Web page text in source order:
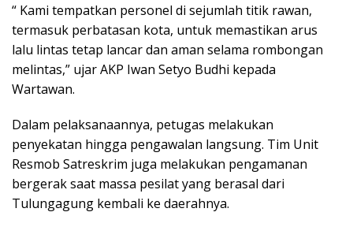
“ Kami tempatkan personel di sejumlah titik rawan,
termasuk perbatasan kota, untuk memastikan arus
lalu lintas tetap lancar dan aman selama rombongan
melintas,” ujar AKP Iwan Setyo Budhi kepada
Wartawan.
Dalam pelaksanaannya, petugas melakukan
penyekatan hingga pengawalan langsung. Tim Unit
Resmob Satreskrim juga melakukan pengamanan
bergerak saat massa pesilat yang berasal dari
Tulungagung kembali ke daerahnya.